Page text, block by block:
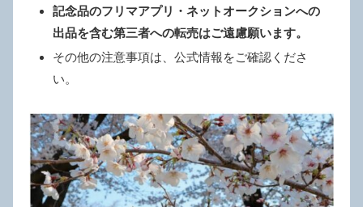
記念品のフリマアプリ・ネットオークションへの
出品を含む第三者への転売はご遠慮願います。
その他の注意事項は、公式情報をご確認くださ
い。